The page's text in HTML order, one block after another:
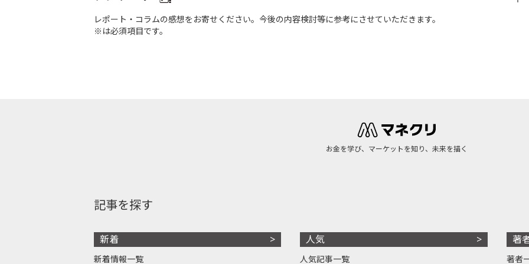
レポート・コラムの感想をお寄せください。今後の内容検討等に参考にさせていただきます。
※は必須項目です。
お金を学び、マーケットを知り、未来を描く
記事を探す
新着
新着情報一覧
人気
人気記事一覧
著
著者